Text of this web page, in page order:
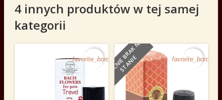
4 innych produktów w tej samej
kategorii
favorite_borderO
B
E
C
N
I
E
B
R
A
K
N
A
S
T
A
N
I
E favorite_border